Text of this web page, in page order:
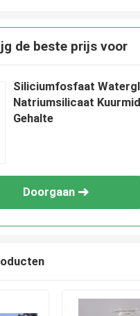
de beste prijs voor
Siliciumfosfaat
Natriumsilicaat
Gehalte
Doorgaan